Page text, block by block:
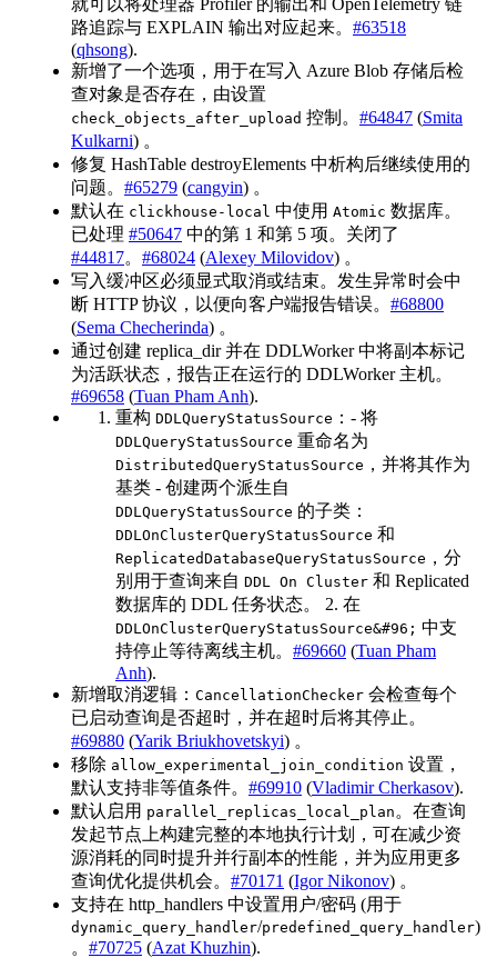
路追踪与 EXPLAIN 输出对应起来。 #63518
(qhsong).
新增了一个选项，用于在写入 Azure Blob 存储后检
查对象是否存在，由设置
check_objects_after_upload 控制。 #64847 (Smita
Kulkarni) 。
修复 HashTable destroyElements 中析构后继续使用的
问题。 #65279 (cangyin) 。
默认在 clickhouse-local 中使用 Atomic 数据库。
已处理 #50647 中的第 1 和第 5 项。关闭了
#44817。 #68024 (Alexey Milovidov) 。
写入缓冲区必须显式取消或结束。发生异常时会中
断 HTTP 协议，以便向客户端报告错误。 #68800
(Sema Checherinda) 。
通过创建 replica_dir 并在 DDLWorker 中将副本标记
为活跃状态，报告正在运行的 DDLWorker 主机。
#69658 (Tuan Pham Anh).
重构 DDLQueryStatusSource ：- 将
DDLQueryStatusSource 重命名为
DistributedQueryStatusSource ，并将其作为
基类 - 创建两个派生自
DDLQueryStatusSource 的子类：
DDLOnClusterQueryStatusSource 和
ReplicatedDatabaseQueryStatusSource ，分
别用于查询来自 DDL On Cluster 和 Replicated
数据库的 DDL 任务状态。 2. 在
DDLOnClusterQueryStatusSource&#96; 中支
持停止等待离线主机。 #69660 (Tuan Pham
Anh).
新增取消逻辑： CancellationChecker 会检查每个
已启动查询是否超时，并在超时后将其停止。
#69880 (Yarik Briukhovetskyi) 。
移除 allow_experimental_join_condition 设置，
默认支持非等值条件。 #69910 (Vladimir Cherkasov).
默认启用 parallel_replicas_local_plan 。在查询
发起节点上构建完整的本地执行计划，可在减少资
源消耗的同时提升并行副本的性能，并为应用更多
查询优化提供机会。 #70171 (Igor Nikonov) 。
支持在 http_handlers 中设置用户/密码 (用于
dynamic_query_handler/predefined_query_handler)
。 #70725 (Azat Khuzhin).